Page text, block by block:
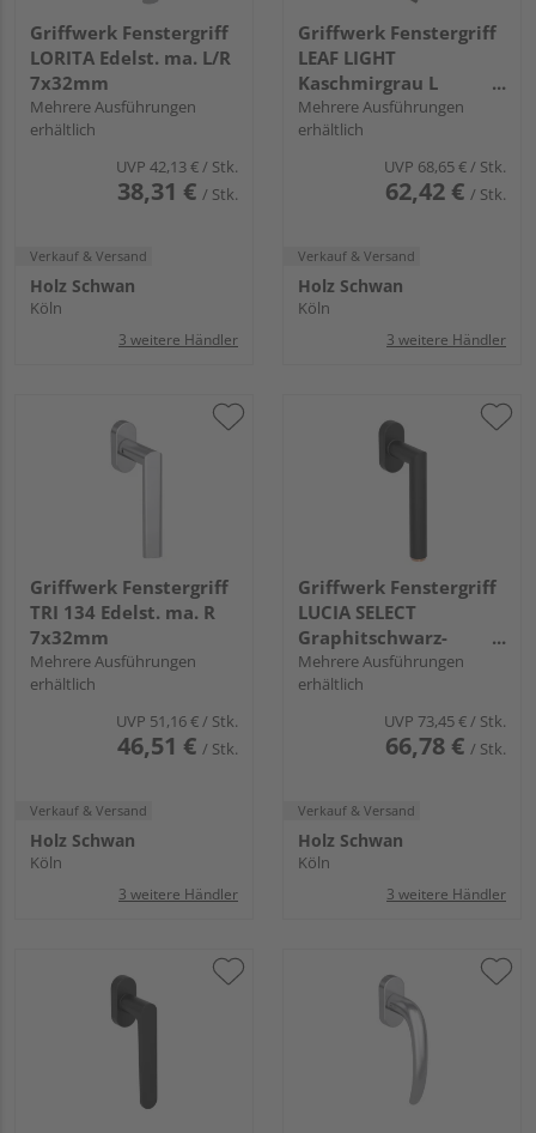
Griffwerk Fenstergriff
LORITA Edelst. ma. L/R
7x32mm
Mehrere Ausführungen
erhältlich
UVP 42,13 € / Stk.
38,31 € / Stk.
Verkauf & Versand
Holz Schwan
Köln
3 weitere Händler
Griffwerk Fenstergriff
LEAF LIGHT
Kaschmirgrau L
7x42mm
Mehrere Ausführungen
erhältlich
UVP 68,65 € / Stk.
62,42 € / Stk.
Verkauf & Versand
Holz Schwan
Köln
3 weitere Händler
Griffwerk Fenstergriff
TRI 134 Edelst. ma. R
7x32mm
Mehrere Ausführungen
erhältlich
UVP 51,16 €/ Stk.
46,51 € / Stk.
Verkauf & Versand
Holz Schwan
Köln
3 weitere Händler
Griffwerk Fenstergriff
LUCIA SELECT
Graphitschwarz-
Kupfer L 7x32mm
Mehrere Ausführungen
erhältlich
UVP 73,45 €/ Stk.
66,78 € / Stk.
Verkauf & Versand
Holz Schwan
Köln
3 weitere Händler